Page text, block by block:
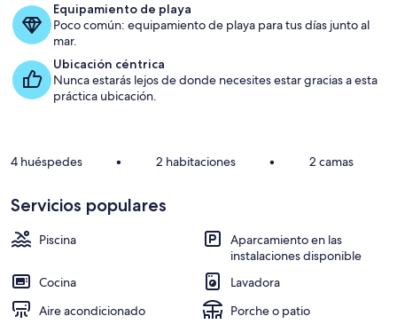
Equipamiento de playa
Poco común: equipamiento de playa para tus días junto al
mar.
Ubicación céntrica
Nunca estarás lejos de donde necesites estar gracias a esta
práctica ubicación.
4 huéspedes • 2 habitaciones • 2 camas
Servicios populares
Piscina
Aparcamiento en las
instalaciones disponible
Cocina
Lavadora
Aire acondicionado
Porche o patio